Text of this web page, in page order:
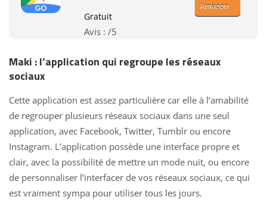
Gratuit
Avis : /5
Amazon
Maki : l’application qui regroupe les réseaux
sociaux
Cette application est assez particulière car elle à l’amabilité
de regrouper plusieurs réseaux sociaux dans une seul
application, avec Facebook, Twitter, Tumblr ou encore
Instagram. L’application possède une interface propre et
clair, avec la possibilité de mettre un mode nuit, ou encore
de personnaliser l’interfacer de vos réseaux sociaux, ce qui
est vraiment sympa pour utiliser tous les jours.